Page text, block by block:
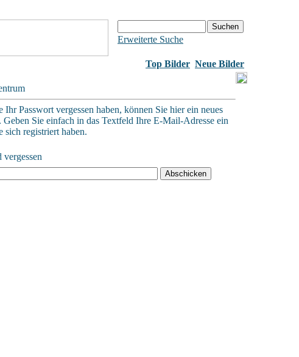
Erweiterte Suche
Top Bilder Neue Bilder
Ihr Passwort vergessen haben, können Sie hier ein neues
Geben Sie einfach in das Textfeld Ihre E-Mail-Adresse ein
sich registriert haben.
vergessen